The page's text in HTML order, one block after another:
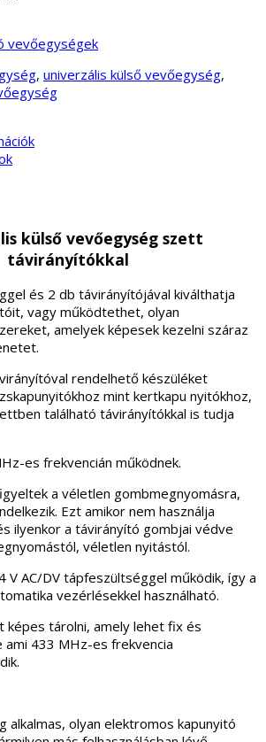
vevőegységek
, univerzális külső vevőegység,
külső vevőegység szett
távirányítókkal
és 2 db távirányítójával kiválthatja
vagy működtethet, olyan
amelyek képesek kezelni száraz
rendelhető készüléket
mint kertkapu nyitókhoz,
található távirányítókkal is tudja
es frekvencián működnek.
a véletlen gombmegnyomásra,
Ezt amikor nem használja
ilyenkor a távirányító gombjai védve
véletlen nyitástól.
V AC/DV tápfeszültséggel működik, így a
vezérlésekkel használható.
képes tárolni, amely lehet fix és
ami 433 MHz-es frekvencia
alkalmas, olyan elektromos kapunyitó